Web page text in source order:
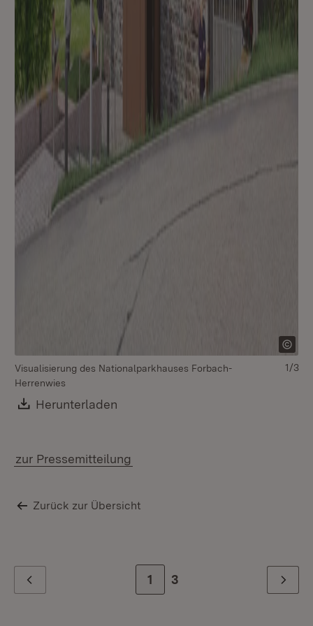
Visualisierung des Nationalparkhauses Forbach-
Herrenwies
Download:
Herunterladen
1/3
zur Pressemitteilung
Zurück zur Übersicht
Zur Seite
1 Zur letzten Seite
3 Weiter